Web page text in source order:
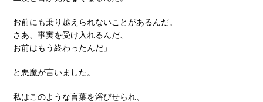
お前にも乗り越えられないことがあるんだ。
さあ、事実を受け入れるんだ、
お前はもう終わったんだ」
と悪魔が言いました。
私はこのような言葉を浴びせられ、